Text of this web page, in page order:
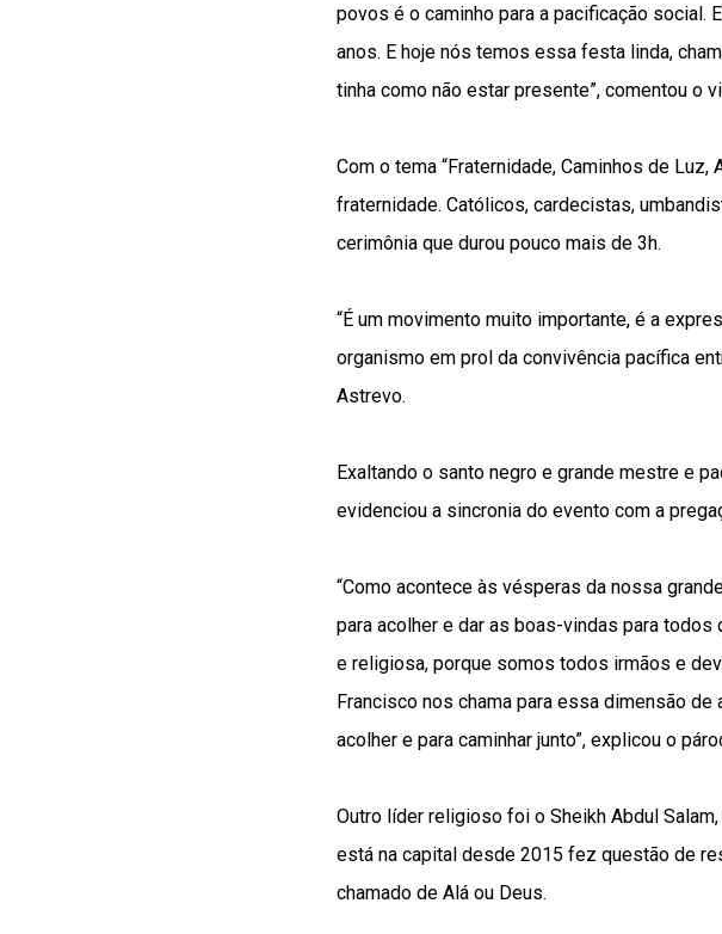
povos é o caminho para a pacificação social.
anos. E hoje nós temos essa festa linda,
tinha como não estar presente”, comentou o
Com o tema “Fraternidade, Caminhos de
fraternidade. Católicos, cardecistas,
cerimônia que durou pouco mais de 3h.
“É um movimento muito importante, é a
organismo em prol da convivência pacífica
Astrevo.
Exaltando o santo negro e grande mestre e
evidenciou a sincronia do evento com a
“Como acontece às vésperas da nossa
para acolher e dar as boas-vindas para
e religiosa, porque somos todos irmãos e
Francisco nos chama para essa dimensão
acolher e para caminhar junto”, explicou o
Outro líder religioso foi o Sheikh Abdul
está na capital desde 2015 fez questão de
chamado de Alá ou Deus.